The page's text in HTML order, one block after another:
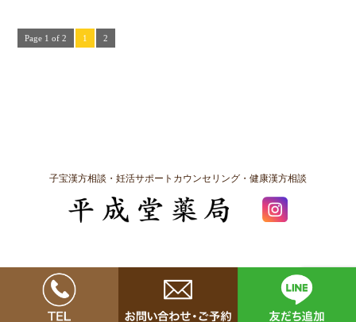
Page 1 of 2 1 2
子宝漢方相談・妊活サポートカウンセリング・健康漢方相談